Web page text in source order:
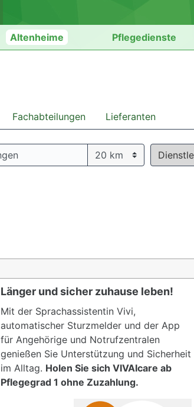
Altenheime Pflegedienste
Fachabteilungen Lieferanten
Länger und sicher zuhause leben!
Mit der Sprachassistentin Vivi,
automatischer Sturzmelder und der App
für Angehörige und Notrufzentralen
genießen Sie Unterstützung und Sicherheit
im Alltag. Holen Sie sich VIVAIcare ab
Pflegegrad 1 ohne Zuzahlung.